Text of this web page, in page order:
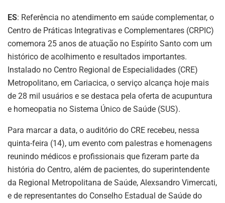
ES: Referência no atendimento em saúde complementar, o
Centro de Práticas Integrativas e Complementares (CRPIC)
comemora 25 anos de atuação no Espírito Santo com um
histórico de acolhimento e resultados importantes.
Instalado no Centro Regional de Especialidades (CRE)
Metropolitano, em Cariacica, o serviço alcança hoje mais
de 28 mil usuários e se destaca pela oferta de acupuntura
e homeopatia no Sistema Único de Saúde (SUS).
Para marcar a data, o auditório do CRE recebeu, nessa
quinta-feira (14), um evento com palestras e homenagens
reunindo médicos e profissionais que fizeram parte da
história do Centro, além de pacientes, do superintendente
da Regional Metropolitana de Saúde, Alexsandro Vimercati,
e de representantes do Conselho Estadual de Saúde do